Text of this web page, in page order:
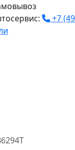
+7